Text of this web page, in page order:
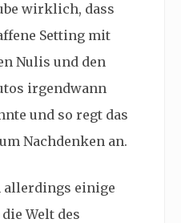
wirklich, dass
Setting mit
Nulis und den
irgendwann
und so regt das
Nachdenken an.
allerdings einige
Welt des